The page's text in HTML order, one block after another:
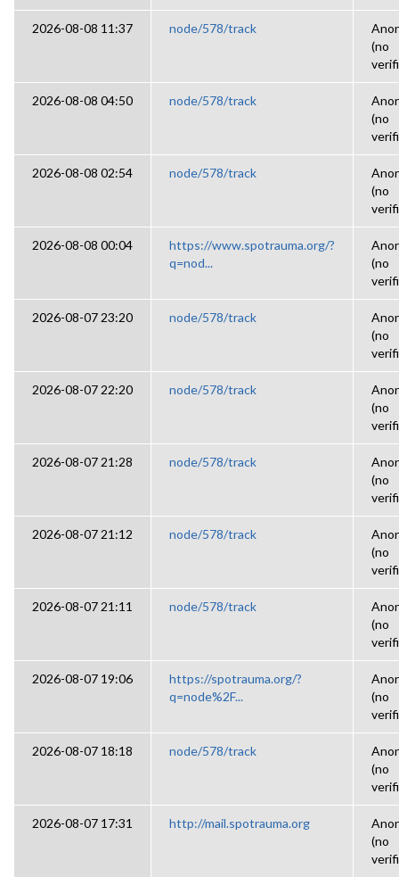
2026-08-08 11:37 node/578/track
(no
2026-08-08 04:50 node/578/track
(no
2026-08-08 02:54 node/578/track
(no
2026-08-08 00:04
https://www.spotrauma.org/?
q=nod...
(no
2026-08-07 23:20 node/578/track
(no
2026-08-07 22:20 node/578/track
(no
2026-08-07 21:28 node/578/track
(no
2026-08-07 21:12 node/578/track
(no
2026-08-07 21:11 node/578/track
(no
2026-08-07 19:06
https://spotrauma.org/?
q=node%2F...
(no
2026-08-07 18:18 node/578/track
(no
2026-08-07 17:31 http://mail.spotrauma.org
(no